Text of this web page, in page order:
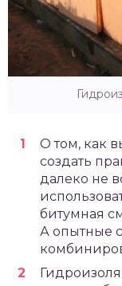
О том, как
создать
далеко не
битумная
А опытные